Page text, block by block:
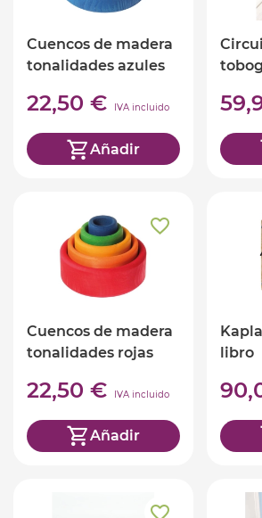
Cuencos de madera
tonalidades azules
22,50 € IVA incluido
Añadir
Cuencos de madera
tonalidades rojas
22,50 € IVA incluido
Añadir
libro